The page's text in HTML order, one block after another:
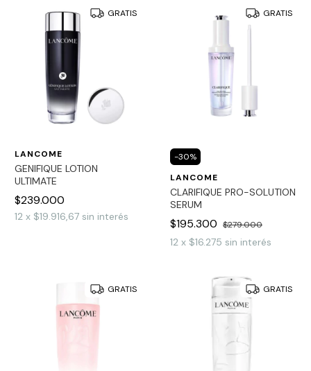
GRATIS
LANCOME
GENIFIQUE LOTION
ULTIMATE
$239.000
12 x $19.916,67 sin interés
GRATIS
-30%
LANCOME
CLARIFIQUE PRO-SOLUTION
SERUM
$195.300 $279.000
12 x $16.275 sin interés
GRATIS GRATIS